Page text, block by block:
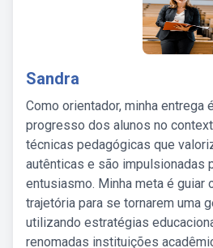
Sandra
Como orientador, minha entrega
progresso dos alunos no
técnicas pedagógicas que
autênticas e são impulsionadas
entusiasmo. Minha meta é guiar
trajetória para se tornarem uma
utilizando estratégias
renomadas instituições